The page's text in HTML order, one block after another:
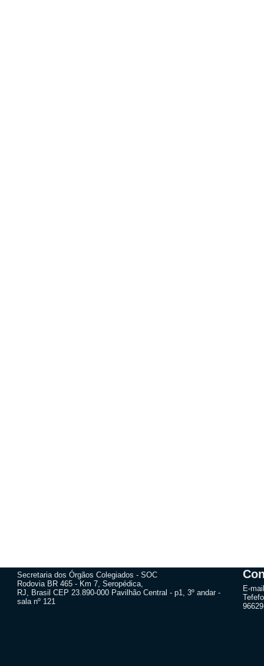
Secretaria dos Órgãos Colegiados - SOC
Rodovia BR 465 - Km 7, Seropédica,
RJ, Brasil CEP 23.890-000 Pavilhão Central - p1, 3º andar -
sala nº 121
E-